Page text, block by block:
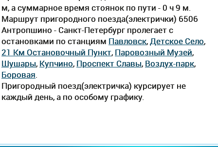
м, а суммарное время стоянок по пути - 0 ч 9 м.
Маршрут пригородного поезда(электрички) 6506
Антропшино - Санкт-Петербург пролегает c
остановками по станциям Павловск, Детское Село,
21 Км Остановочный Пункт, Паровозный Музей,
Шушары, Купчино, Проспект Славы, Воздух-парк,
Боровая
Пригородный поезд(электричка) курсирует не
каждый день, а по особому графику.